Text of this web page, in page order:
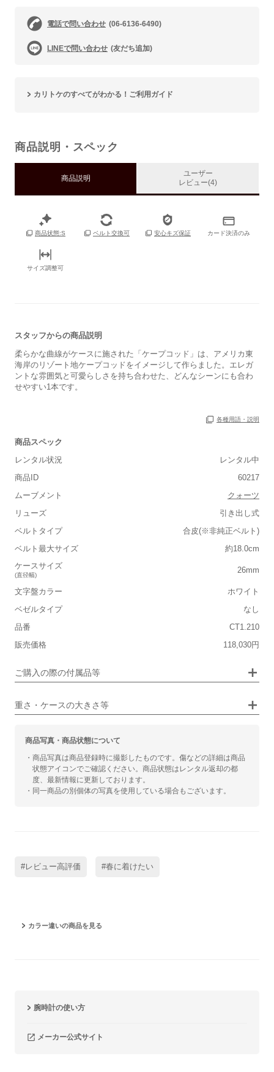
電話で問い合わせ (06-6136-6490)
LINEで問い合わせ (友だち追加)
カリトケのすべてがわかる！ご利用ガイド
商品説明・スペック
商品説明
ユーザー
レビュー(4)
商品状態:S ベルト交換可 安心キズ保証 カード決済のみ
サイズ調整可
スタッフからの商品説明
柔らかな曲線がケースに施された「ケープコッド」は、アメリカ東
海岸のリゾート地ケープコッドをイメージして作らました。エレガ
ントな雰囲気と可愛らしさを持ち合わせた、どんなシーンにも合わ
せやすい1本です。
各種用語・説明
商品スペック
レンタル状況
レンタル中
商品ID
60217
ムーブメント
クォーツ
リューズ
引き出し式
ベルトタイプ
合皮(※非純正ベルト)
ベルト最大サイズ
約18.0cm
ケースサイズ
(直径幅)
26mm
文字盤カラー
ホワイト
ベゼルタイプ
なし
品番
CT1.210
販売価格
118,030円
ご購入の際の付属品等
重さ・ケースの大きさ等
■重さ(ベルト込み)
■ケースの大きさ
小さい
■装飾感
カジュアル ビジネス
商品写真・商品状態について
・商品写真は商品登録時に撮影したものです。傷などの詳細は商品
状態アイコンでご確認ください。商品状態はレンタル返却の都
度、最新情報に更新しております。
・同一商品の別個体の写真を使用している場合もございます。
#レビュー高評価 #春に着けたい
カラー違いの商品を見る
腕時計の使い方
メーカー公式サイト